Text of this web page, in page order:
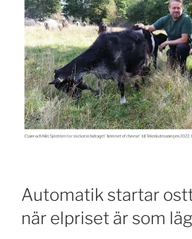
Automatik startar
när elpriset är som